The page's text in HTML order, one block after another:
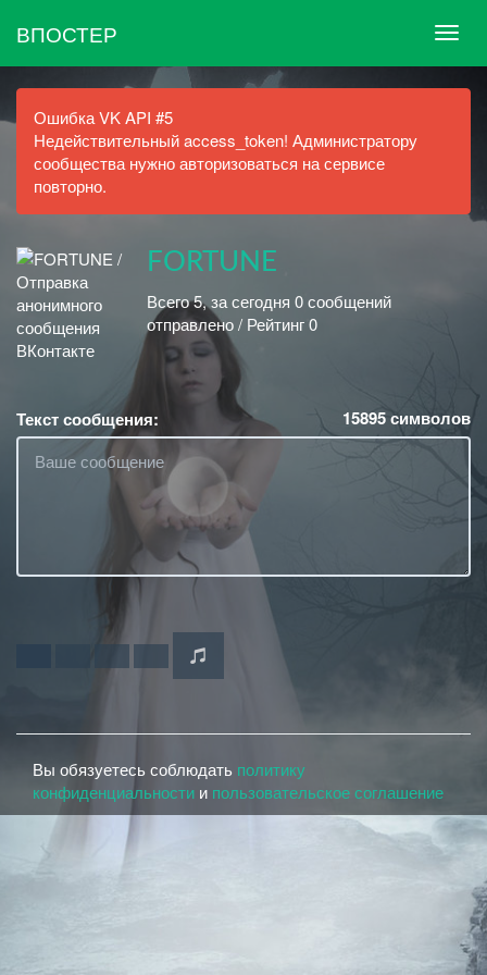
ВПОСТЕР
Ошибка VK API #5
Недействительный access_token! Администратору
сообщества нужно авторизоваться на сервисе
повторно.
FORTUNE
Всего 5, за сегодня 0 сообщений
отправлено / Рейтинг 0
Текст сообщения: 15895символов
Вы обязуетесь соблюдать политику
конфиденциальности и пользовательское соглашение